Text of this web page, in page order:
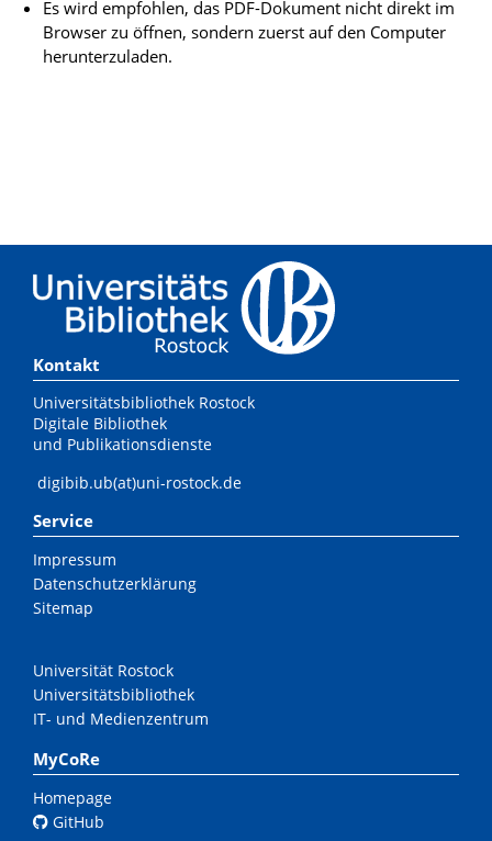
Es wird empfohlen, das PDF-Dokument nicht direkt im
Browser zu öffnen, sondern zuerst auf den Computer
herunterzuladen.
Kontakt
Universitätsbibliothek Rostock
Digitale Bibliothek
und Publikationsdienste
digibib.ub(at)uni-rostock.de
Service
Impressum
Datenschutzerklärung
Sitemap
Universität Rostock
Universitätsbibliothek
IT- und Medienzentrum
MyCoRe
Homepage
GitHub